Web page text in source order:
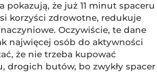
pokazują, że już 11 minut spaceru
korzyści zdrowotne, redukuje
Oczywiście, te dane
najwięcej osób do aktywności
że nie trzeba kupować
drogich butów, bo zwykły spacer